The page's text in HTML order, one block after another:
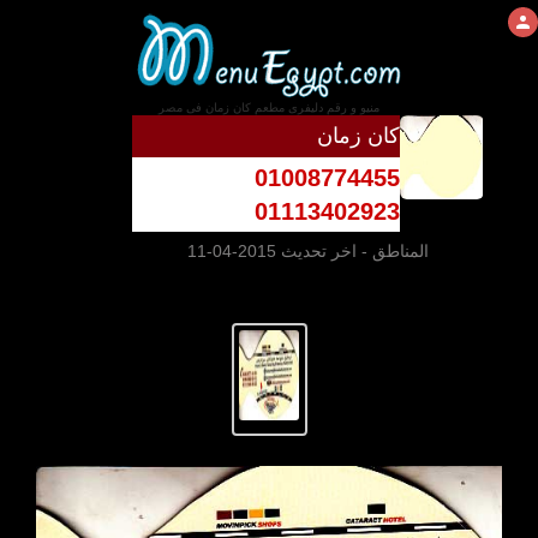
منيو و رقم دليفرى مطعم كان زمان فى مصر
كان زمان
01008774455
01113402923
المناطق - اخر تحديث 2015-04-11